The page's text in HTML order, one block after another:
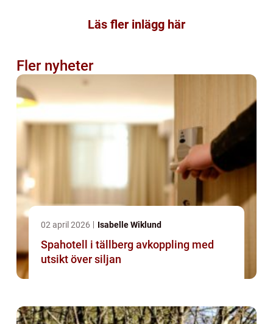
Läs fler inlägg här
Fler nyheter
02 april 2026 Isabelle Wiklund
Spahotell i tällberg avkoppling med
utsikt över siljan